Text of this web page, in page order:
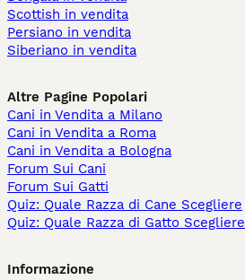
Scottish in vendita
Persiano in vendita
Siberiano in vendita
Altre Pagine Popolari
Cani in Vendita a Milano
Cani in Vendita a Roma
Cani in Vendita a Bologna
Forum Sui Cani
Forum Sui Gatti
Quiz: Quale Razza di Cane Scegliere
Quiz: Quale Razza di Gatto Scegliere
Informazione